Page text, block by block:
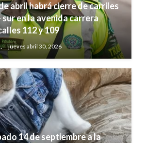
abril habrá cierre de carriles
en la avenida carrera
112 y 109
jueves abril 30, 2026
14 de septiembre a la